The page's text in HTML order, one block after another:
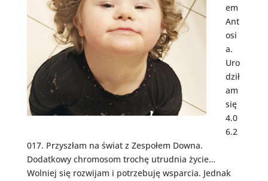
em
Ant
osi
a.
Uro
dził
am
się
4.0
6.2
017. Przyszłam na świat z Zespołem Downa.
Dodatkowy chromosom trochę utrudnia życie…
Wolniej się rozwijam i potrzebuję wsparcia. Jednak